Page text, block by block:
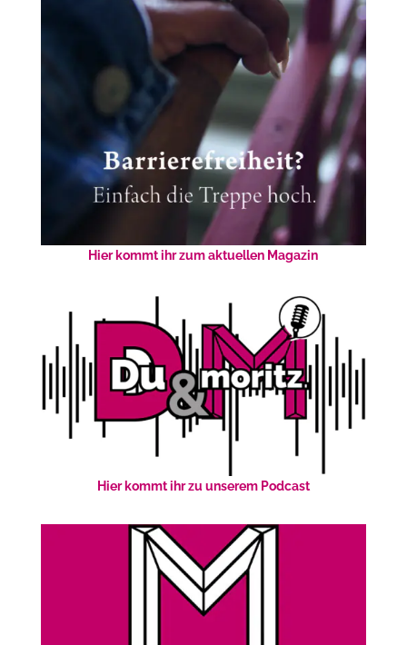
Hier kommt ihr zum aktuellen Magazin
Hier kommt ihr zu unserem Podcast